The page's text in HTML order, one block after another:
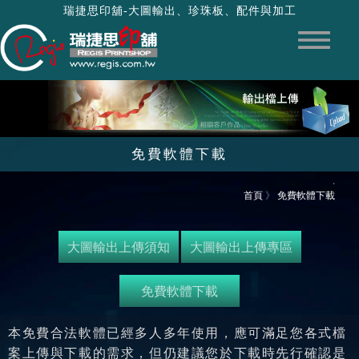
瑞捷思印舖-大圖輸出、珍珠板、配件與加工
免費軟體下載
‧
首頁 》 免費軟體下載
大圖輸出上傳須知 大圖輸出上傳專區
免費軟體下載
本免費合法軟體已經多人多年使用，應可滿足您各式檔
案上傳與下載的需求，但仍建議您於下載時先行確認是